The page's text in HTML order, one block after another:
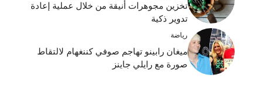
تخزين مجوهرات أنيقة من خلال عملية إعادة
تدوير ذكية
رياضة
ميغان رابينو تهاجم صوفي كننغهام لالتقاط
صورة مع رايلي جاينز